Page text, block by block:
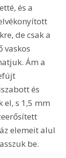
és a
de csak a
vaskos
Ám a
és
el, s 1,5 mm
elemeit alul
be.